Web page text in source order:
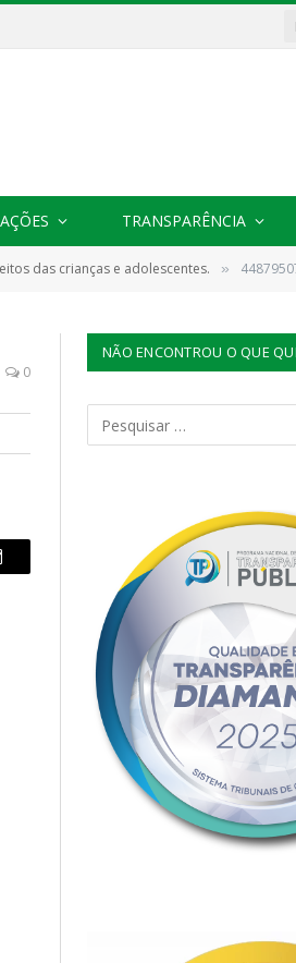
TRANSPARÊNCIA
das crianças e adolescentes. »
0
NÃO ENCONTROU O QUE